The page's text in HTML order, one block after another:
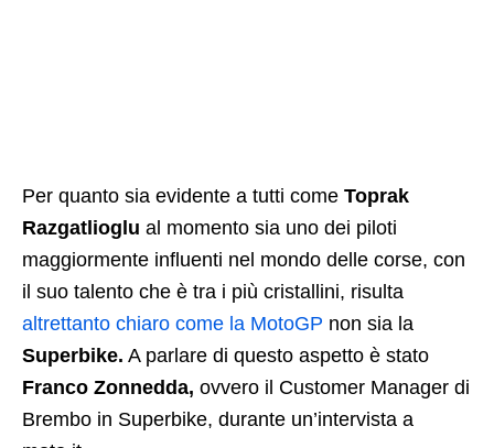
Per quanto sia evidente a tutti come Toprak
Razgatlioglu al momento sia uno dei piloti
maggiormente influenti nel mondo delle corse, con
il suo talento che è tra i più cristallini, risulta
altrettanto chiaro come la MotoGP non sia la
Superbike. A parlare di questo aspetto è stato
Franco Zonnedda, ovvero il Customer Manager di
Brembo in Superbike, durante un’intervista a